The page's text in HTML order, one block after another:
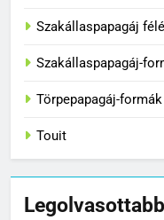
Szakállaspapagáj
Szakállaspapagáj-
Törpepapagáj-
Touit
1
2